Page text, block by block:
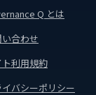
Q とは
合わせ
ト利用規約
イバシーポリシー